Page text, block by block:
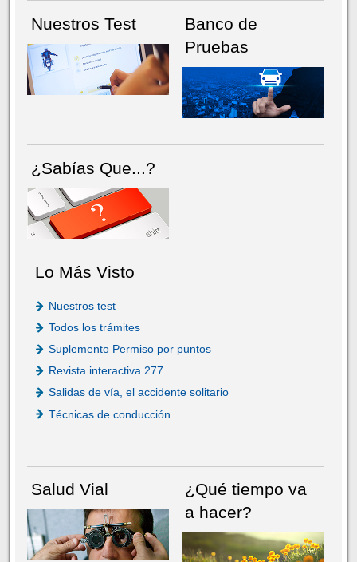
Nuestros Test
Banco de
Pruebas
¿Sabías Que...?
Lo Más Visto
Nuestros test
Todos los trámites
Suplemento Permiso por puntos
Revista interactiva 277
Salidas de vía, el accidente solitario
Técnicas de conducción
Salud Vial
¿Qué tiempo va
a hacer?